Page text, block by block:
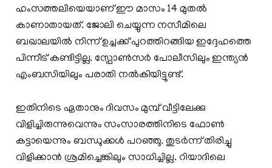
ഹംസത്തലിയെയാണ് ഈ മാസം 14 മുതല്‍
കാണാതായത്. ജോലി ചെയ്യുന്ന നസീമിലെ
ബഖാലയില്‍ നിന്ന് ഉച്ചക്ക് പുറത്തിറങ്ങിയ ഇദ്ദേഹത്തെ
പിന്നീട് കണ്ടിട്ടില്ല. സ്പോണ്‍സര്‍ പോലീസിലും ഇന്ത്യന്‍
എംബസിയിലും പരാതി നല്‍കിയിട്ടുണ്ട്.
ഇതിനിടെ ഏതാനും ദിവസം മുമ്പ് വീട്ടിലേക്കു
വിളിച്ചിരുന്നുവെന്നും സംസാരത്തിനിടെ ഫോണ്‍
കട്ടായെന്നും ബന്ധുക്കള്‍ പറഞ്ഞു. തുടര്‍ന്ന് തിരിച്ചു
വിളിക്കാന്‍ ശ്രമിച്ചെങ്കിലും സാധിച്ചില്ല. റിയാദിലെ